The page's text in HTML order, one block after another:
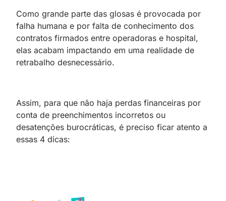
Como grande parte das glosas é provocada por
falha humana e por falta de conhecimento dos
contratos firmados entre operadoras e hospital,
elas acabam impactando em uma realidade de
retrabalho desnecessário.
Assim, para que não haja perdas financeiras por
conta de preenchimentos incorretos ou
desatenções burocráticas, é preciso ficar atento a
essas 4 dicas: